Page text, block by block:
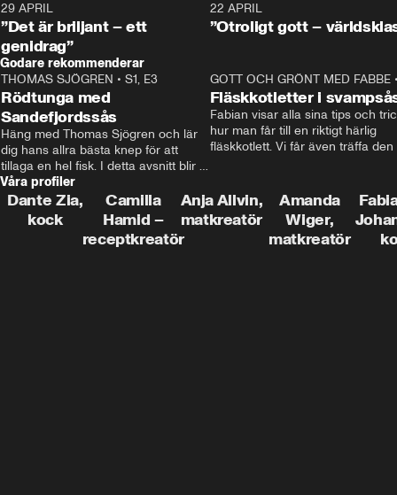
29 APRIL
”Det är briljant – ett
genidrag”
22 APRIL
”Otroligt gott –
Godare rekommenderar
THOMAS SJÖGREN • S1, E3
Rödtunga med
Sandefjordssås
Häng med Thomas Sjögren och lär
dig hans allra bästa knep för att
tillaga en hel fisk. I detta avsnitt blir
de helstekt rödtunga med
sandefjordssås och en magisk sallad
på pepparrot och äpple.
GOTT OCH GRÖNT MED FABBE
Fläskkotletter i
Fabian visar alla sina tips och
hur man får till en riktigt härlig
fläskkotlett. Vi får även träffa den
grisbonde på Gotland.
Våra profiler
Dante Zia,
kock
Camilla
Hamid –
receptkreatör
Anja Allvin,
matkreatör
Amanda
Wiger,
matkreatör